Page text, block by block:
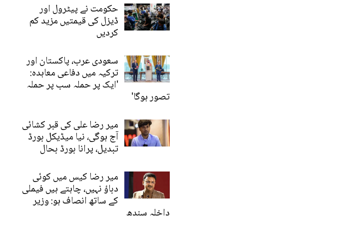
حکومت نے پیٹرول اور
ڈیزل کی قیمتیں مزید کم
کردیں
سعودی عرب، پاکستان اور
ترکیہ میں دفاعی معاہدہ:
'ایک پر حملہ سب پر حملہ
تصور ہوگا'
میر رضا علی کی قبر کشائی
آج ہوگی، نیا میڈیکل بورڈ
تبدیل، پرانا بورڈ بحال
میر رضا کیس میں کوئی
دباؤ نہیں، چاہتے ہیں فیملی
کے ساتھ انصاف ہو: وزیر
داخلہ سندھ